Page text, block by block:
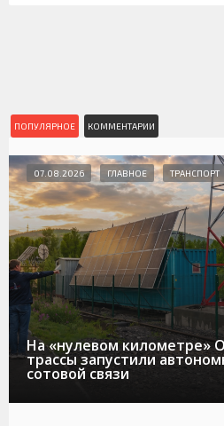
ПОПУЛЯРНОЕ КОММЕНТАРИИ
На «нулевом километре»
трассы запустили
сотовой связи
07.08.2026 ГЛАВНОЕ ТРАНСПОРТ